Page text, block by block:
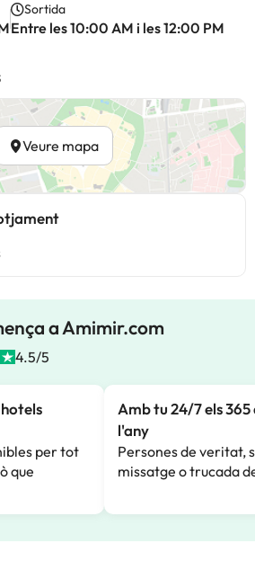
Sortida
Entre les 10:00 AM i les 12:00 PM
Veure mapa
a Amimir.com
4.5/5
per tot
que
Amb tu 24/7 els 365
l'any
Persones de veritat,
missatge o trucada